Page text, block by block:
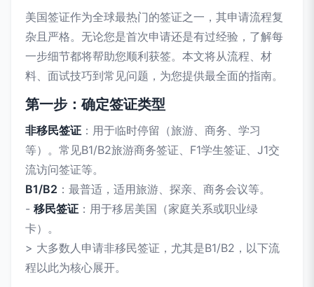
美国签证作为全球最热门的签证之一，其申请流程复
杂且严格。无论您是首次申请还是有过经验，了解每
一步细节都将帮助您顺利获签。本文将从流程、材
料、面试技巧到常见问题，为您提供最全面的指南。
第一步：确定签证类型
非移民签证 ：用于临时停留（旅游、商务、学习
等）。常见B1/B2旅游商务签证、F1学生签证、J1交
流访问签证等。
B1/B2 ：最普适，适用旅游、探亲、商务会议等。
- 移民签证 ：用于移居美国（家庭关系或职业绿
卡）。
> 大多数人申请非移民签证，尤其是B1/B2，以下流
程以此为核心展开。